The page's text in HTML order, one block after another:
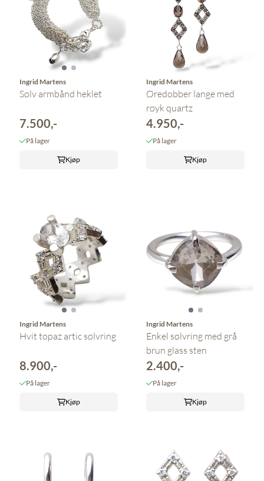
Ingrid Martens
Sølv armbånd heklet
7.500,-
På lager
Kjøp
Ingrid Martens
Øredobber lange med
røyk quartz
4.950,-
På lager
Kjøp
Ingrid Martens
Hvit topaz artic sølvring
8.900,-
På lager
Kjøp
Ingrid Martens
Enkel sølvring med grå
brun glass sten
2.400,-
På lager
Kjøp